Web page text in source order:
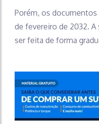
Porém, os
de fevereiro de 2032.
ser feita de forma